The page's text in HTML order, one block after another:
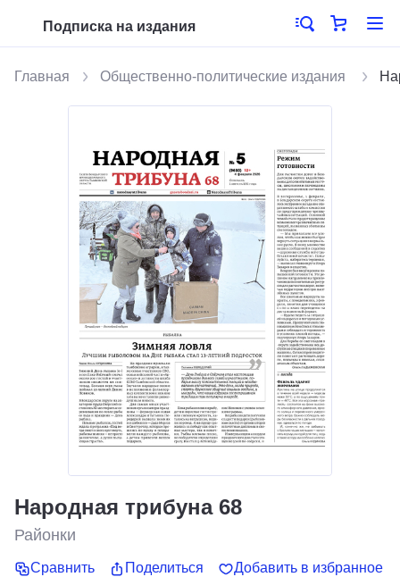
Подписка на издания
Главная Общественно-политические издания
Народная трибуна 68
Районки
Сравнить Поделиться Добавить в избранное